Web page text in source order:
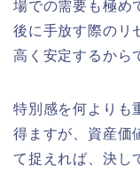
場での需要も極め
後に手放す際のリ
高く安定するから
特別感を何よりも
得ますが、資産価
て捉えれば、決し